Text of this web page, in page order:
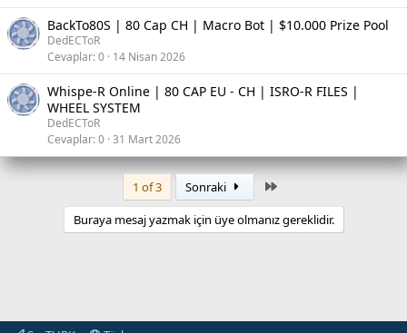
BackTo80S | 80 Cap CH | Macro Bot | $10.000 Prize Pool
DedECToR
Cevaplar 0 14 Nisan 2026
Whispe-R Online | 80 CAP EU - CH | ISRO-R FILES |
WHEEL SYSTEM
DedECToR
Cevaplar 0 31 Mart 2026
1 of 3 Sonraki
Buraya mesaj yazmak için üye olmanız gereklidir.